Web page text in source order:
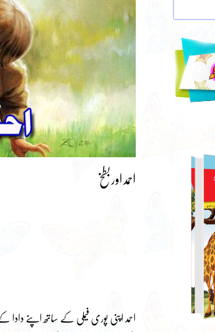
احمد اور بطخ
احمد اپنی پوری فیملی کے ساتھ اپنے